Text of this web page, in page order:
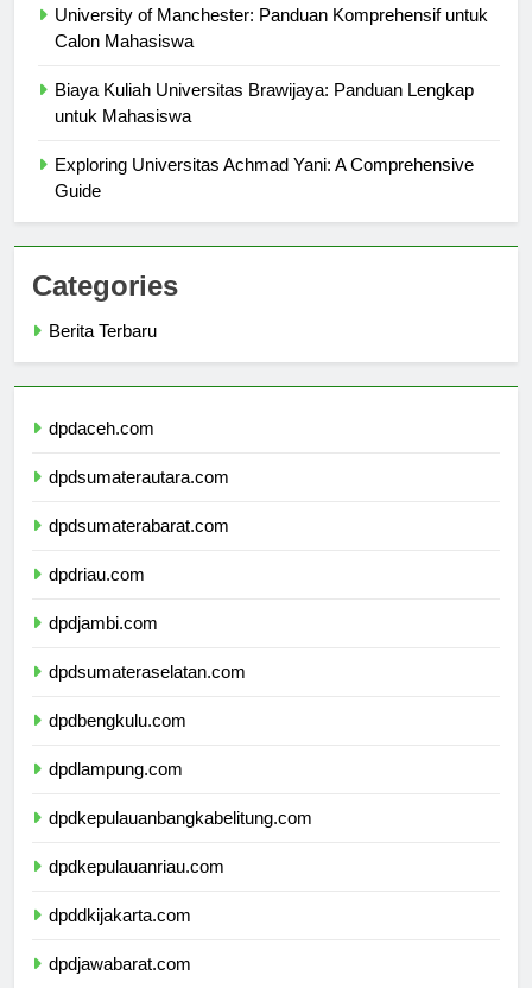
University of Manchester: Panduan Komprehensif untuk
Biaya Kuliah Universitas Brawijaya: Panduan Lengkap
Exploring Universitas Achmad Yani: A Comprehensive
Categories